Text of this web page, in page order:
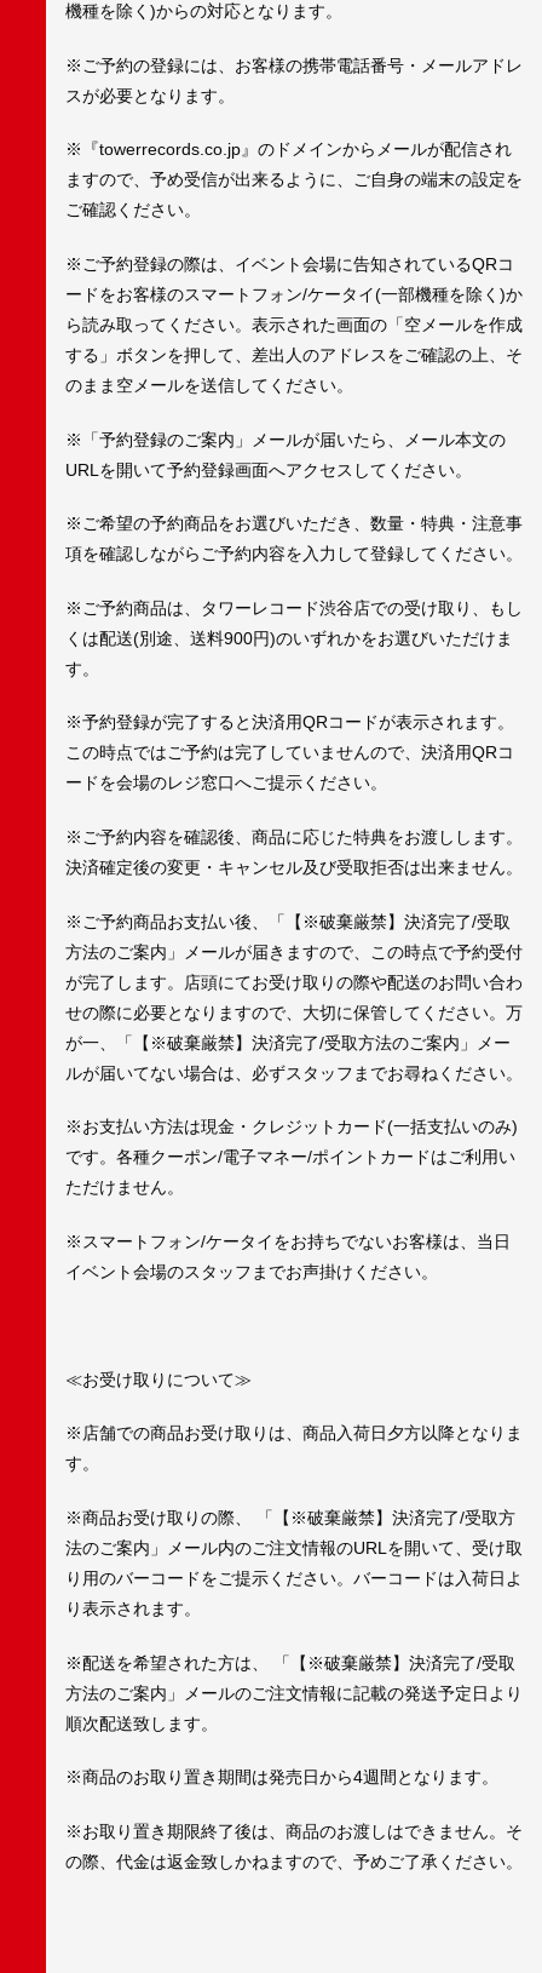
機種を除く)からの対応となります。
※ご予約の登録には、お客様の携帯電話番号・メールアドレ
スが必要となります。
※『towerrecords.co.jp』のドメインからメールが配信され
ますので、予め受信が出来るように、ご自身の端末の設定を
ご確認ください。
※ご予約登録の際は、イベント会場に告知されているQRコ
ードをお客様のスマートフォン/ケータイ(一部機種を除く)か
ら読み取ってください。表示された画面の「空メールを作成
する」ボタンを押して、差出人のアドレスをご確認の上、そ
のまま空メールを送信してください。
※「予約登録のご案内」メールが届いたら、メール本文の
URLを開いて予約登録画面へアクセスしてください。
※ご希望の予約商品をお選びいただき、数量・特典・注意事
項を確認しながらご予約内容を入力して登録してください。
※ご予約商品は、タワーレコード渋谷店での受け取り、もし
くは配送(別途、送料900円)のいずれかをお選びいただけま
す。
※予約登録が完了すると決済用QRコードが表示されます。
この時点ではご予約は完了していませんので、決済用QRコ
ードを会場のレジ窓口へご提示ください。
※ご予約内容を確認後、商品に応じた特典をお渡しします。
決済確定後の変更・キャンセル及び受取拒否は出来ません。
※ご予約商品お支払い後、「【※破棄厳禁】決済完了/受取
方法のご案内」メールが届きますので、この時点で予約受付
が完了します。店頭にてお受け取りの際や配送のお問い合わ
せの際に必要となりますので、大切に保管してください。万
が一、「【※破棄厳禁】決済完了/受取方法のご案内」メー
ルが届いてない場合は、必ずスタッフまでお尋ねください。
※お支払い方法は現金・クレジットカード(一括支払いのみ)
です。各種クーポン/電子マネー/ポイントカードはご利用い
ただけません。
※スマートフォン/ケータイをお持ちでないお客様は、当日
イベント会場のスタッフまでお声掛けください。
≪お受け取りについて≫
※店舗での商品お受け取りは、商品入荷日夕方以降となりま
す。
※商品お受け取りの際、 「【※破棄厳禁】決済完了/受取方
法のご案内」メール内のご注文情報のURLを開いて、受け取
り用のバーコードをご提示ください。バーコードは入荷日よ
り表示されます。
※配送を希望された方は、 「【※破棄厳禁】決済完了/受取
方法のご案内」メールのご注文情報に記載の発送予定日より
順次配送致します。
※商品のお取り置き期間は発売日から4週間となります。
※お取り置き期限終了後は、商品のお渡しはできません。そ
の際、代金は返金致しかねますので、予めご了承ください。